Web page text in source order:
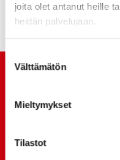
joita olet antanut heille
heidän palvelujaan.
Suostumuksen
valinta
Välttämätön
Mieltymykset
Tilastot
21.7. 12:00 -